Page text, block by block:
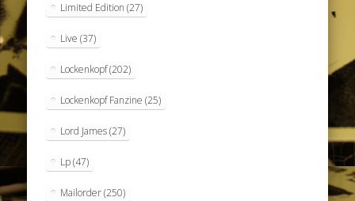
Limited Edition (27)
Live (37)
Lockenkopf(202)
Lockenkopf Fanzine (25)
Lord James(27)
Lp(47)
Mailorder(250)